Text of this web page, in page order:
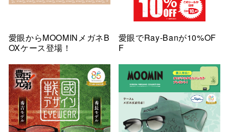
愛眼からMOOMINメガネB
OXケース登場！
愛眼でRay-Banが10%OF
F